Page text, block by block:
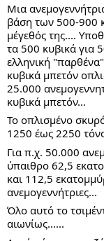
Μια
βάση των 500-900
μέγεθός της....
τα 500 κυβικά για
ελληνική
κυβικά μπετόν
25.000
κυβικά μπετόν...
Το οπλισμένο
1250 έως 2250
Για π.χ. 50.000
ύπαιθρο 62,5
και 112,5
ανεμογεννήτριες...
Όλο αυτό το
αιωνίως......